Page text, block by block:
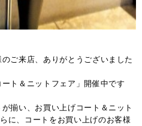
ご来店、ありがとうございました
ト＆ニットフェア」開催中です
揃い、お買い上げコート＆ニット
に、コートをお買い上げのお客様